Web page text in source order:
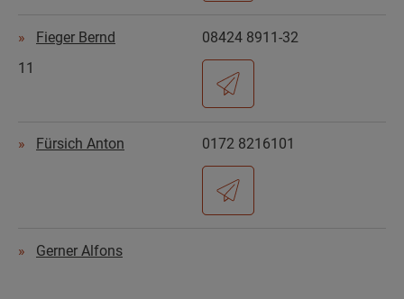
Fieger Bernd
08424 8911-32
11
Fürsich Anton 0172 8216101
Gerner Alfons